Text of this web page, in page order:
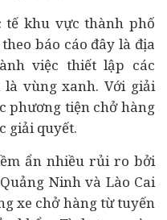
tế khu vực thành phố
báo cáo đây là địa
việc thiết lập các
vùng xanh. Với giải
phương tiện chở hàng
giải quyết.
ẩn nhiều rủi ro bởi
Ninh và Lào Cai
xe chở hàng từ tuyến